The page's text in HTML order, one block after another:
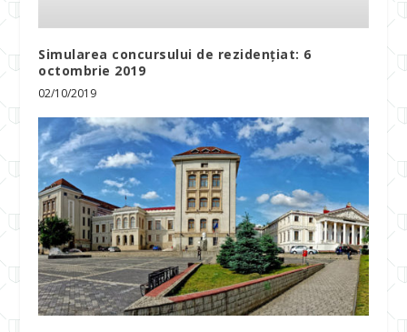
Simularea concursului de rezidențiat: 6
octombrie 2019
02/10/2019